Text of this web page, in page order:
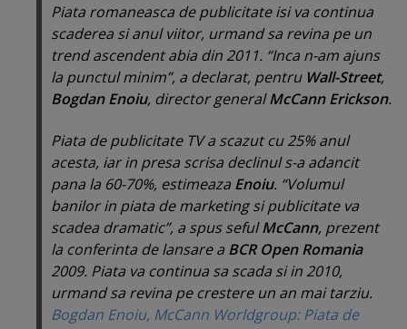
Piata romaneasca de publicitate isi va continua
scaderea si anul viitor, urmand sa revina pe un
trend ascendent abia din 2011. “Inca n-am ajuns
la punctul minim”, a declarat, pentru Wall-Street,
Bogdan Enoiu, director generalMcCann Erickson.
Piata de publicitate TV a scazut cu 25% anul
acesta, iar in presa scrisa declinul s-a adancit
pana la 60-70%, estimeaza Enoiu. “Volumul
banilor in piata de marketing si publicitate va
scadea dramatic”, a spus sefulMcCann, prezent
la conferinta de lansare a BCR Open Romania
2009. Piata va continua sa scada si in 2010,
urmand sa revina pe crestere un an mai tarziu.
Bogdan Enoiu, McCann Worldgroup: Piata de